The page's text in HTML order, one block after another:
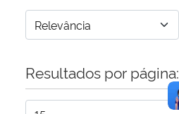
Advocacia-Geral da União
Banco Central do Brasil
Planalto
Resultados por página: